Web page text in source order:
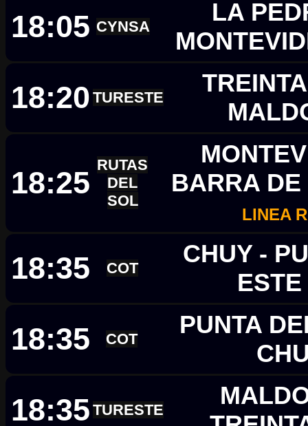
18:05 CYNSA
LA
18:20 TURESTE
18:25
RUTAS
DEL
SOL
BARRA
LINEA
18:35 COT
CHUY -
ESTE
18:35 COT
PUNTA
18:35 TURESTE